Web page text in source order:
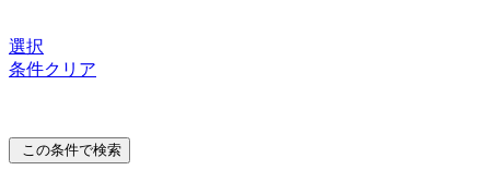
選択
条件クリア
この条件で検索